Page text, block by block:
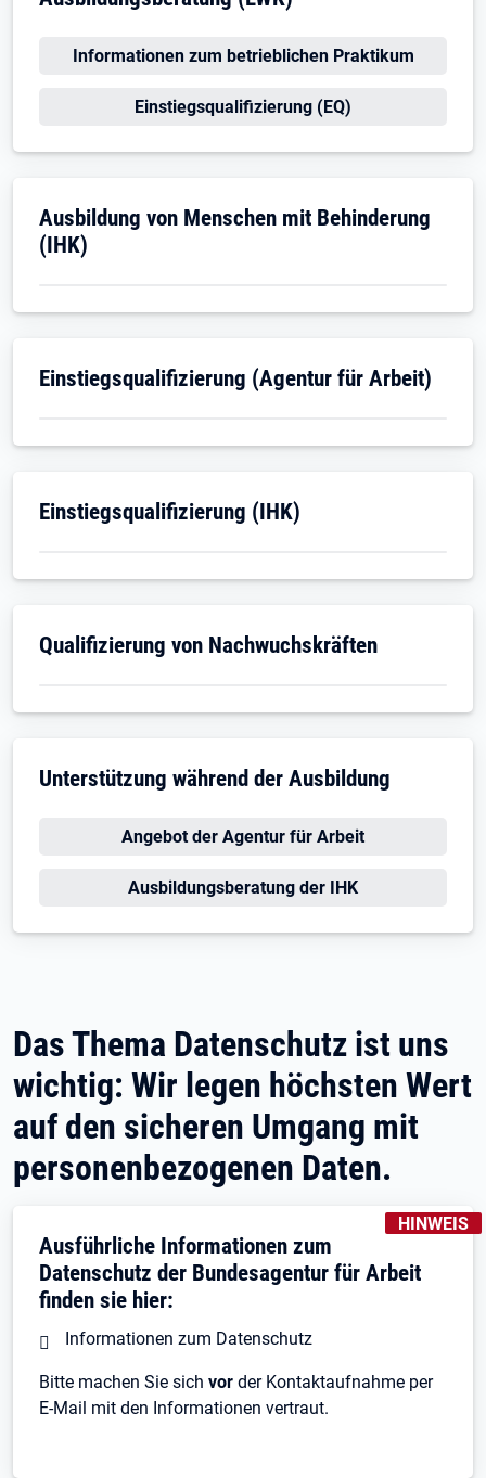
Öffnet in neuem Tab
Informationen zum betrieblichen Praktikum
Öffnet in neuem Tab
Einstiegsqualifizierung (EQ)
Öffnet in neuem Tab
Ausbildung von Menschen mit Behinderung
(IHK)
Öffnet in neuem Tab
Einstiegsqualifizierung (Agentur für Arbeit)
Öffnet in neuem Tab
Einstiegsqualifizierung (IHK)
Öffnet in neuem Tab
Qualifizierung von Nachwuchskräften
Unterstützung während der Ausbildung
Öffnet in neuem Tab
Angebot der Agentur für Arbeit
Öffnet in neuem Tab
Ausbildungsberatung der IHK
Das Thema Datenschutz ist uns
wichtig: Wir legen höchsten Wert
auf den sicheren Umgang mit
personenbezogenen Daten.
HINWEIS
Ausführliche Informationen zum
Datenschutz der Bundesagentur für Arbeit
finden sie hier:
Informationen zum Datenschutz
Bitte machen Sie sich vor der Kontaktaufnahme per
E-Mail mit den Informationen vertraut.